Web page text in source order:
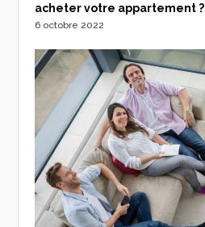
acheter votre appartement ?
6 octobre 2022